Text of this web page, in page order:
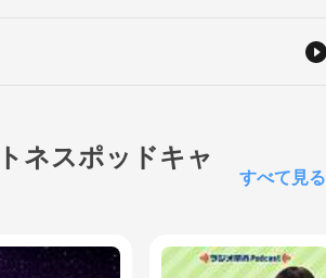
encouraging, and
ネスポッドキャ
すべて見る